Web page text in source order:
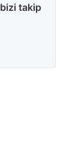
takip